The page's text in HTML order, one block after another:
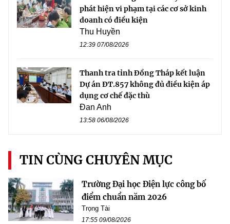
phát hiện vi phạm tại các cơ sở kinh
doanh có điều kiện
Thu Huyền
12:39 07/08/2026
Thanh tra tỉnh Đồng Tháp kết luận
Dự án ĐT.857 không đủ điều kiện áp
dụng cơ chế đặc thù
Đan Anh
13:58 06/08/2026
TIN CÙNG CHUYÊN MỤC
Trường Đại học Điện lực công bố
điểm chuẩn năm 2026
Trọng Tài
17:55 09/08/2026